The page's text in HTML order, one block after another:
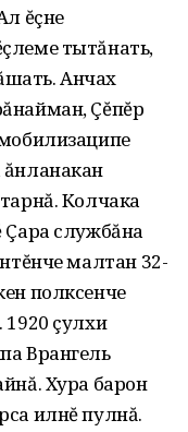
ĕçне
тытăнать,
Анчах
Çĕпĕр
Колчака
Çара службăна
малтан 32-
полксенче
1920 çулхи
Врангель
Хура барон
илнĕ пулнă.